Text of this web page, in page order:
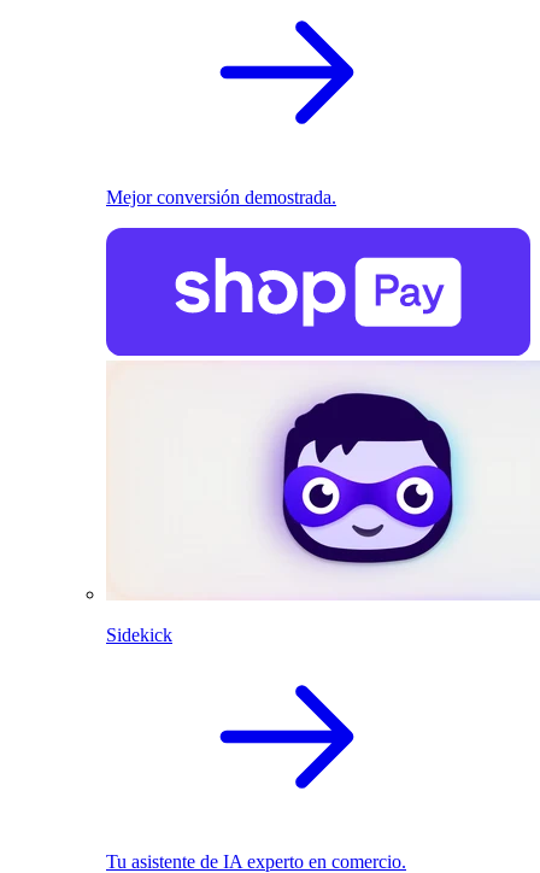
Mejor conversión demostrada.
Sidekick
Tu asistente de IA experto en comercio.